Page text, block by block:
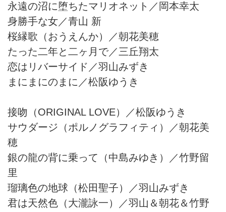
永遠の沼に堕ちたマリオネット／岡本幸太
身勝手な女／青山 新
桜縁歌（おうえんか）／朝花美穂
たった二年と二ヶ月で／三丘翔太
恋はリバーサイド／羽山みずき
まにまにのまに／松阪ゆうき
接吻（ORIGINAL LOVE）／松阪ゆうき
サウダージ（ポルノグラフィティ）／朝花美
穂
銀の龍の背に乗って（中島みゆき）／竹野留
里
瑠璃色の地球（松田聖子）／羽山みずき
君は天然色（大瀧詠一）／羽山＆朝花＆竹野